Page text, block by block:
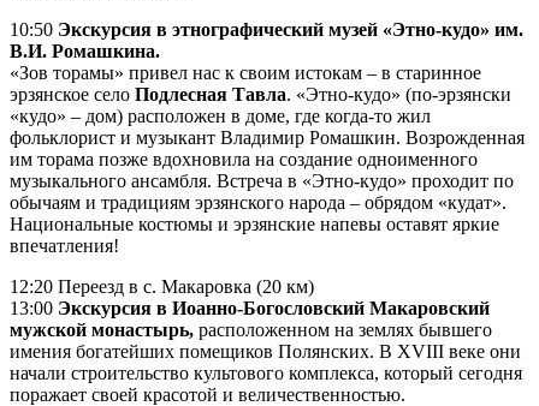
10:50 Экскурсия в этнографический музей «Этно-кудо» им.
В.И. Ромашкина.
«Зов торамы» привел нас к своим истокам – в старинное
эрзянское село Подлесная Тавла. «Этно-кудо» (по-эрзянски
«кудо» – дом) расположен в доме, где когда-то жил
фольклорист и музыкант Владимир Ромашкин. Возрожденная
им торама позже вдохновила на создание одноименного
музыкального ансамбля. Встреча в «Этно-кудо» проходит по
обычаям и традициям эрзянского народа – обрядом «кудат».
Национальные костюмы и эрзянские напевы оставят яркие
впечатления!
12:20 Переезд в с. Макаровка (20 км)
13:00 Экскурсия в Иоанно-Богословский Макаровский
мужской монастырь, расположенном на землях бывшего
имения богатейших помещиков Полянских. В XVIII веке они
начали строительство культового комплекса, который сегодня
поражает своей красотой и величественностью.